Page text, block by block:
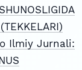
Ilmiy Jurnali: